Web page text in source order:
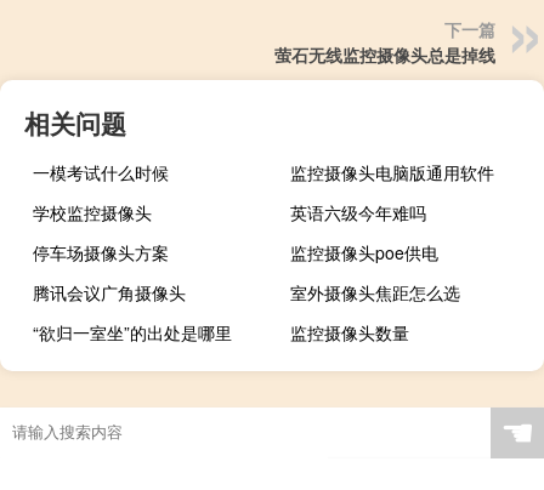
下一篇
萤石无线监控摄像头总是掉线
相关问题
一模考试什么时候
监控摄像头电脑版通用软件
学校监控摄像头
英语六级今年难吗
停车场摄像头方案
监控摄像头poe供电
腾讯会议广角摄像头
室外摄像头焦距怎么选
“欲归一室坐”的出处是哪里
监控摄像头数量
☚